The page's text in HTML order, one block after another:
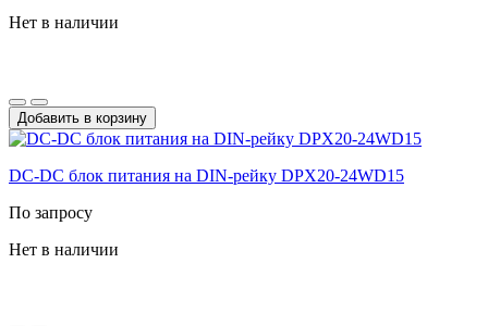
Нет в наличии
Добавить в корзину
DC-DС блок питания на DIN-рейку DPX20-24WD15
По запросу
Нет в наличии